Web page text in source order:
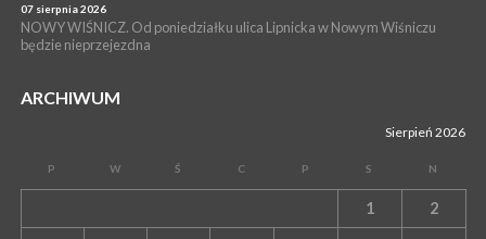
07 sierpnia 2026
NOWY WIŚNICZ. Od poniedziałku ulica Lipnicka w Nowym Wiśniczu
będzie nieprzejezdna
ARCHIWUM
Sierpień 2026
P W Ś C P S N
1 2